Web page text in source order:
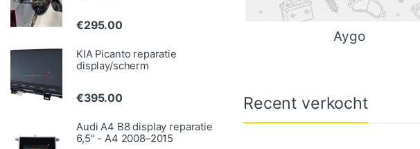
Aygo
Recent verkocht
€295.00
KIA Picanto reparatie
display/scherm
€395.00
Audi A4 B8 display reparatie
6,5" - A4 2008–2015